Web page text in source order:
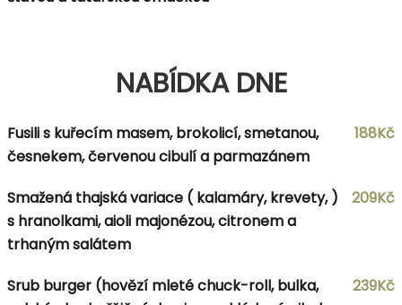
NABÍDKA DNE
Fusili s kuřecím masem, brokolicí, smetanou,
česnekem, červenou cibulí a parmazánem
188Kč
Smažená thajská variace ( kalamáry, krevety, )
s hranolkami, aioli majonézou, citronem a
trhaným salátem
209Kč
Srub burger (hovězí mleté chuck-roll, bulka,
239Kč